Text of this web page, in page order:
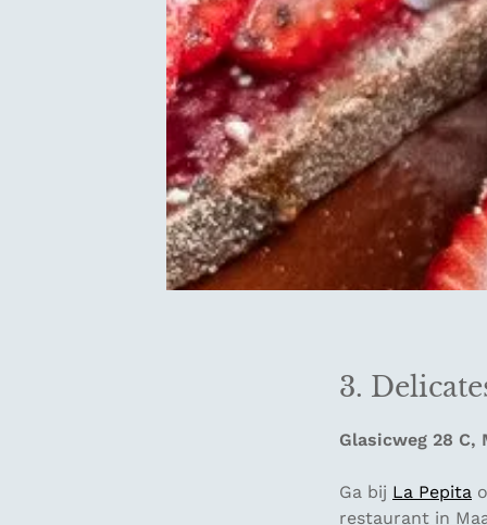
3.
Glasicweg 28 C,
Ga bij La Pepita
restaurant in